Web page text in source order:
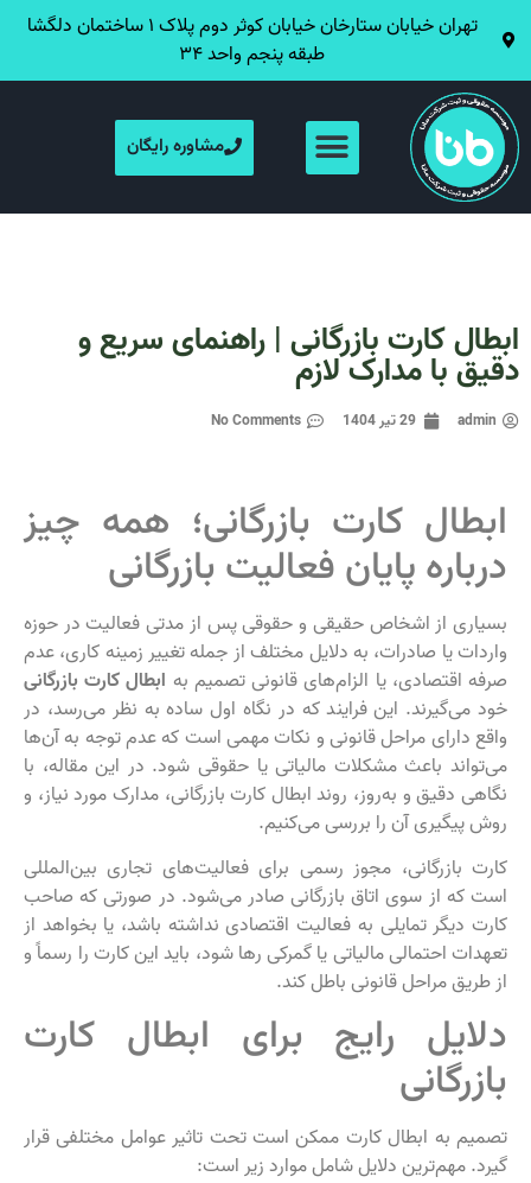
تهران خیابان ستارخان خیابان کوثر دوم پلاک ۱ ساختمان دلگشا
طبقه پنجم واحد ۳۴
مشاوره رایگان
ابطال کارت بازرگانی | راهنمای سریع و
دقیق با مدارک لازم
admin 29 تیر 1404 No Comments
ابطال کارت بازرگانی؛ همه چیز
درباره پایان فعالیت بازرگانی
بسیاری از اشخاص حقیقی و حقوقی پس از مدتی فعالیت در حوزه
واردات یا صادرات، به دلایل مختلف از جمله تغییر زمینه کاری، عدم
صرفه اقتصادی، یا الزام‌های قانونی تصمیم به ابطال کارت بازرگانی
خود می‌گیرند. این فرایند که در نگاه اول ساده به نظر می‌رسد، در
واقع دارای مراحل قانونی و نکات مهمی است که عدم توجه به آن‌ها
می‌تواند باعث مشکلات مالیاتی یا حقوقی شود. در این مقاله، با
نگاهی دقیق و به‌روز، روند ابطال کارت بازرگانی، مدارک مورد نیاز، و
روش پیگیری آن را بررسی می‌کنیم.
کارت بازرگانی، مجوز رسمی برای فعالیت‌های تجاری بین‌المللی
است که از سوی اتاق بازرگانی صادر می‌شود. در صورتی که صاحب
کارت دیگر تمایلی به فعالیت اقتصادی نداشته باشد، یا بخواهد از
تعهدات احتمالی مالیاتی یا گمرکی رها شود، باید این کارت را رسماً و
از طریق مراحل قانونی باطل کند.
دلایل رایج برای ابطال کارت
بازرگانی
تصمیم به ابطال کارت ممکن است تحت تاثیر عوامل مختلفی قرار
گیرد. مهم‌ترین دلایل شامل موارد زیر است: